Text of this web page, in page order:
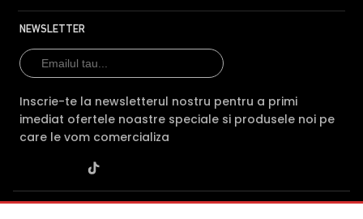
NEWSLETTER
Inscrie-te la newsletterul nostru pentru a primi
imediat ofertele noastre speciale si produsele noi pe
care le vom comercializa